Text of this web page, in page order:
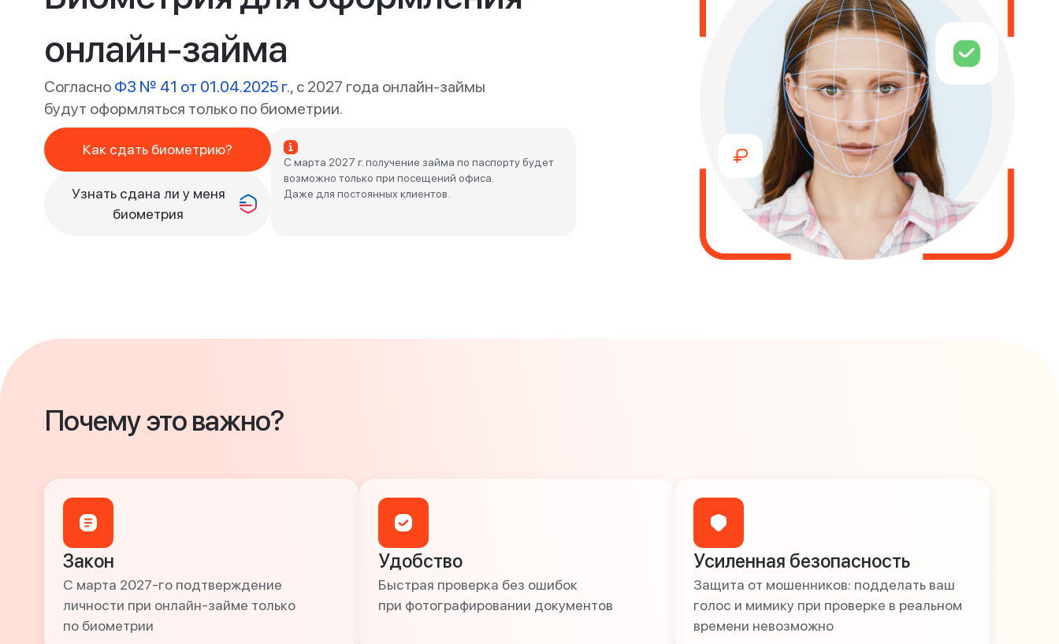
онлайн-займа
Согласно ФЗ № 41 от 01.04.2025 г., с 2027 года онлайн-займы
будут оформляться только по биометрии.
Как сдать биометрию?
Узнать сдана ли у меня
биометрия
С марта 2027 г. получение займа по паспорту будет
возможно только при посещений офиса.
Даже для постоянных клиентов.
Почему это важно?
Закон
С марта 2027-го подтверждение
личности при онлайн-займе только
по биометрии
Удобство
Быстрая проверка без ошибок
при фотографировании документов
Усиленная безопасность
Защита от мошенников: подделать ваш
голос и мимику при проверке в реальном
времени невозможно
Оформить заявку
Войти под другим номером
обработку